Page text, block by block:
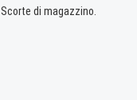
di magazzino.